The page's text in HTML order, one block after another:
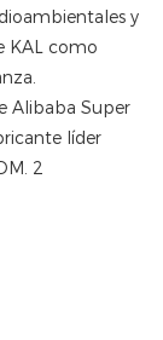
y
KAL como